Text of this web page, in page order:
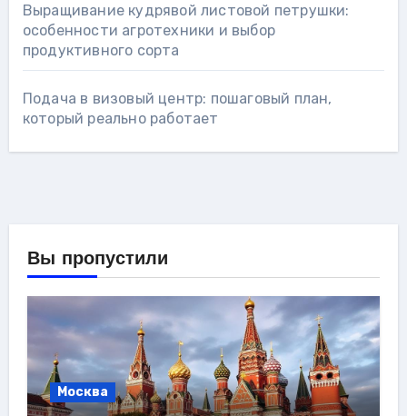
Выращивание кудрявой листовой петрушки:
особенности агротехники и выбор
продуктивного сорта
Подача в визовый центр: пошаговый план,
который реально работает
Вы пропустили
Москва